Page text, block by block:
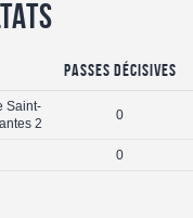
Passes Décisives
Saint-
2
0
0